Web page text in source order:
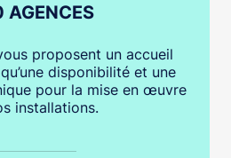
AGENCES
proposent un accueil
disponibilité et une
pour la mise en œuvre
installations.